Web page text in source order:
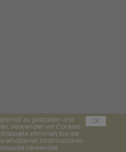
zu gestalten und
verwenden wir Cookies.
stimmen Sie der
erhobenen Informationen
verwendet.
OK